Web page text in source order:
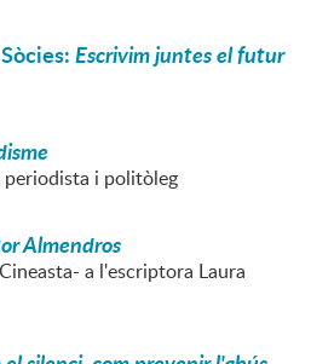
Escrivim juntes el futur
periodista i politòleg
Almendros
a l'escriptora Laura